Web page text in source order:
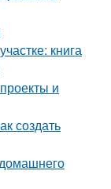
книга
и
создать